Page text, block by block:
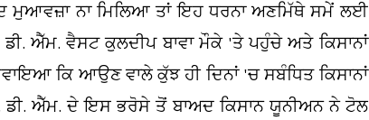
ਮੁਆਵਜ਼ਾ ਨਾ ਮਿਲਿਆ ਤਾਂ ਇਹ ਧਰਨਾ ਅਣਮਿੱਥੇ ਸਮੇਂ ਲਈ
ਐੱਮ. ਵੈਸਟ ਕੁਲਦੀਪ ਬਾਵਾ ਮੌਕੇ 'ਤੇ ਪਹੁੰਚੇ ਅਤੇ ਕਿਸਾਨਾਂ
ਕਿ ਆਉਣ ਵਾਲੇ ਕੁੱਝ ਹੀ ਦਿਨਾਂ 'ਚ ਸਬੰਧਿਤ ਕਿਸਾਨਾਂ
ਡੀ. ਐੱਮ. ਦੇ ਇਸ ਭਰੋਸੇ ਤੋਂ ਬਾਅਦ ਕਿਸਾਨ ਯੂਨੀਅਨ ਨੇ ਟੋਲ
Vlog ਬਣਾ ਰਹੇ ਇਨਫਲੁਐਂਸਰ ਨੂੰ ਮਾਰ'ਤੀ ਗੋਲ਼ੀ!
LIVE ਕਤਲ ਦੀ ਵੀਡੀਓ ਸੋਸ਼ਲ ਮੀਡੀਆ...